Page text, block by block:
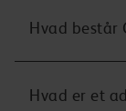
Hvad består
Benzin
Hvad er et